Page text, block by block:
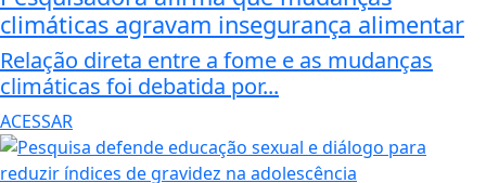
climáticas agravam insegurança alimentar
Relação direta entre a fome e as mudanças
climáticas foi debatida por...
ACESSAR